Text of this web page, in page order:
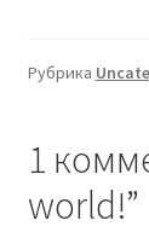
Рубрика
1
world!”